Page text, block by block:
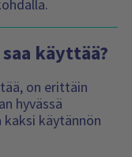
käyttää?
on erittäin
hyvässä
kaksi käytännön